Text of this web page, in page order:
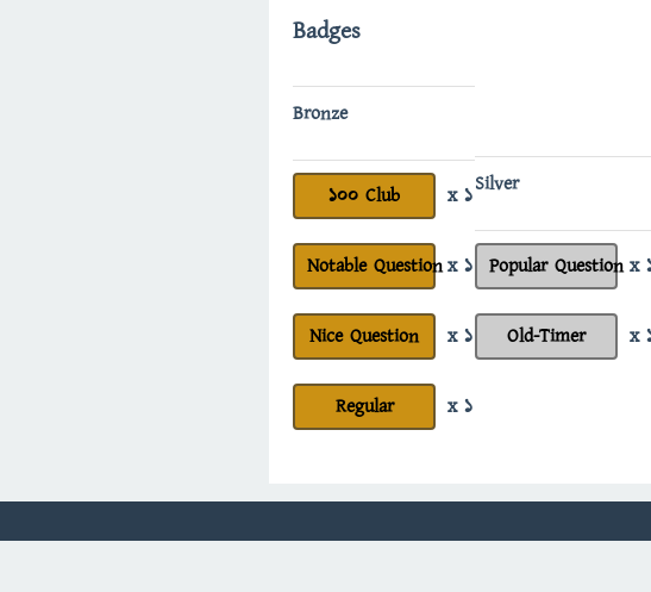
Badges
Bronze
100 Club x 1
Notable Questionx 1
Nice Question x 1
Regular x 1
Silver
Popular Question x
Old-Timer x